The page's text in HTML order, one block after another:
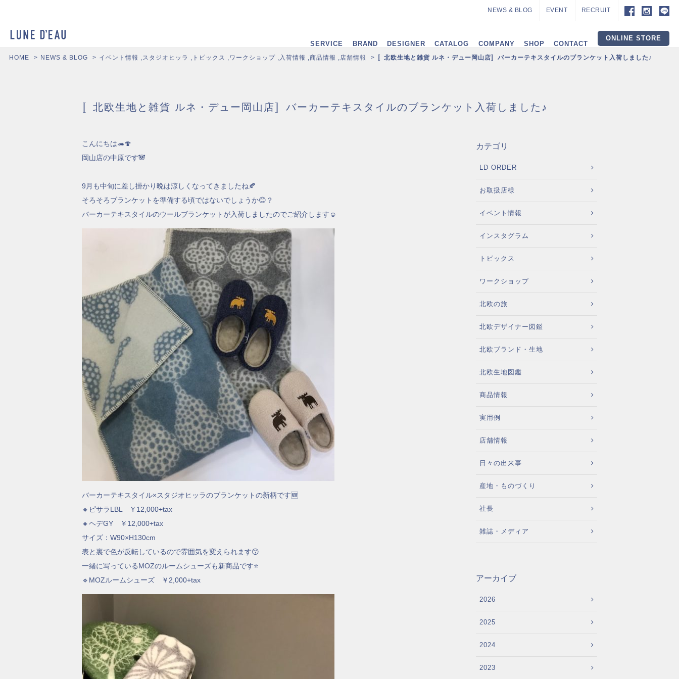
NEWS & BLOG EVENT RECRUIT
SERVICE BRAND DESIGNER CATALOG COMPANY SHOP CONTACT
ONLINE STORE
HOME NEWS & BLOG イベント情報 ,スタジオヒッラ , トピックス ,ワークショップ , 入荷情報 ,商品情報 ,店舗情報 〚北欧生地と雑貨 ルネ・デュー岡山店〛バーカーテキスタイルのブランケット入荷しました♪
〚北欧生地と雑貨 ルネ・デュー岡山店〛バーカーテキスタイルのブランケット入荷しました♪
こんにちは🦔🍄
岡山店の中原です🐼
9月も中旬に差し掛かり晩は涼しくなってきましたね🍂
そろそろブランケットを準備する頃ではないでしょうか😊？
バーカーテキスタイルのウールブランケットが入荷しましたのでご紹介します☺
バーカーテキスタイル×スタジオヒッラのブランケットの新柄です🆕
🔸ピサラLBL ￥12,000+tax
🔸ヘデGY ￥12,000+tax
サイズ：W90×H130cm
表と裏で色が反転しているので雰囲気を変えられます😙
一緒に写っているMOZのルームシューズも新商品です⭐
🔹MOZルームシューズ ￥2,000+tax
カテゴリ
LD ORDER
お取扱店様
イベント情報
インスタグラム
トピックス
ワークショップ
北欧の旅
北欧デザイナー図鑑
北欧ブランド・生地
北欧生地図鑑
商品情報
実用例
店舗情報
日々の出来事
産地・ものづくり
社長
雑誌・メディア
アーカイブ
2026
2025
2024
2023